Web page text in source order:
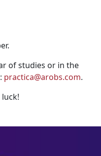
of studies or in the
practica@arobs.com.